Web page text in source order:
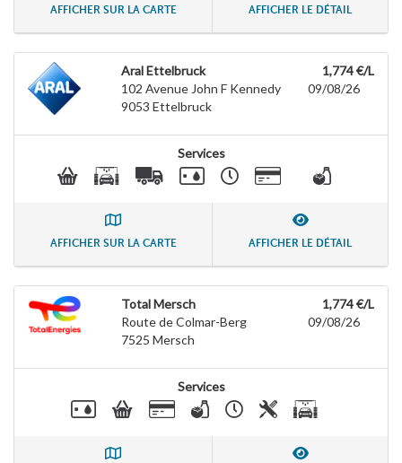
AFFICHER SUR LA CARTE AFFICHER LE DÉTAIL
Aral Ettelbruck
102 Avenue John F Kennedy
9053 Ettelbruck
1,774 €/L
09/08/26
Services
AFFICHER SUR LA CARTE AFFICHER LE DÉTAIL
Total Mersch
Route de Colmar-Berg
7525 Mersch
1,774 €/L
09/08/26
Services